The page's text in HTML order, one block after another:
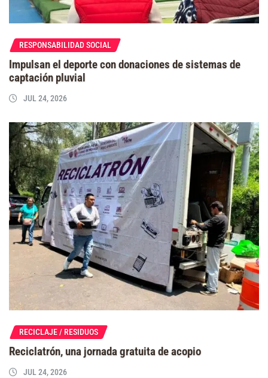
RESPONSABILIDAD SOCIAL
Impulsan el deporte con donaciones de sistemas de
captación pluvial
JUL 24, 2026
RECICLAJE / RESIDUOS
Reciclatrón, una jornada gratuita de acopio
JUL 24, 2026